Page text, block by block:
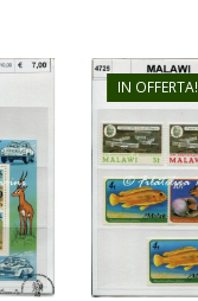
IN OFFERTA!